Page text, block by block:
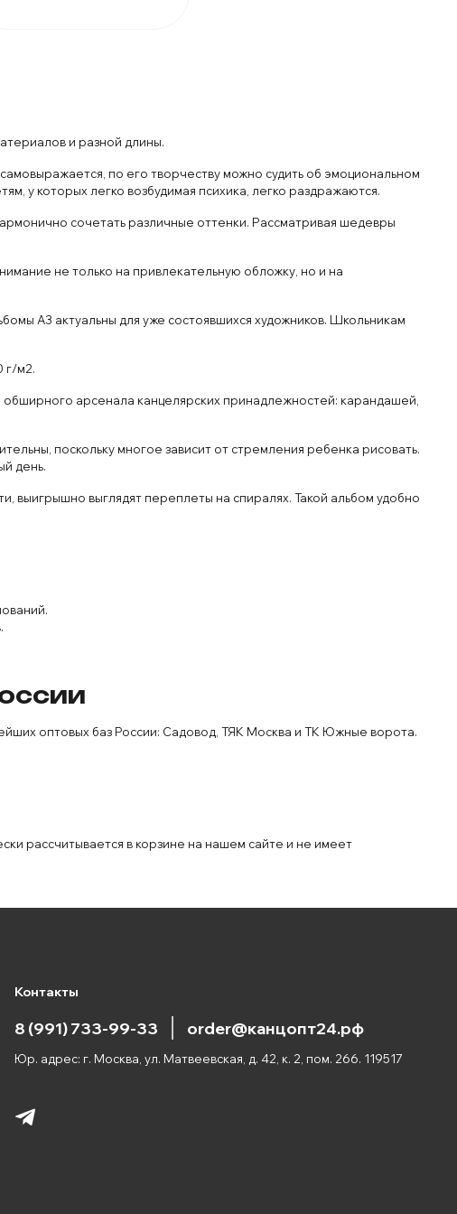
и разной длины.
по его творчеству можно судить об эмоциональном
у которых легко возбудимая психика, легко раздражаются.
сочетать различные оттенки. Рассматривая шедевры
не только на привлекательную обложку, но и на
А3 актуальны для уже состоявшихся художников. Школьникам
г/м2.
арсенала канцелярских принадлежностей: карандашей,
поскольку многое зависит от стремления ребенка рисовать.
день.
выигрышно выглядят переплеты на спиралях. Такой альбом удобно
оптовых баз России: Садовод, ТЯК Москва и ТК Южные ворота.
рассчитывается в корзине на нашем сайте и не имеет
Контакты
8 (991) 733-99-33 order@канцопт24.рф
Юр. адрес: г. Москва, ул. Матвеевская, д. 42, к. 2, пом. 266. 119517